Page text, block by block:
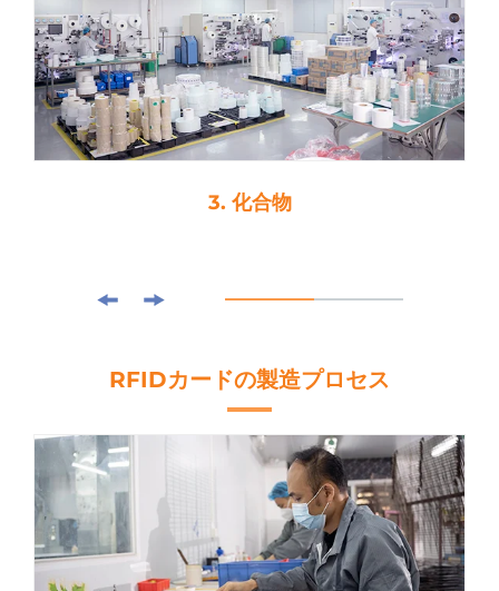
4. 切削
RFIDカードの製造プロセス